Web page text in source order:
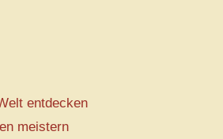
entdecken
meistern